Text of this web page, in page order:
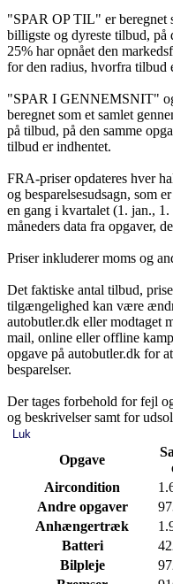
"SPAR OP TIL" er beregnet
billigste og dyreste tilbud, på
25% har opnået den
for den radius, hvorfra tilbud
"SPAR I GENNEMSNIT"
beregnet som et samlet
på tilbud, på den samme
tilbud er indhentet.
FRA-priser opdateres hver
og besparelsesudsagn, som
en gang i kvartalet (1. jan.,
måneders data fra opgaver,
Priser inkluderer moms og
Det faktiske antal tilbud,
tilgængelighed kan være
autobutler.dk eller modtaget
mail, online eller offline
opgave på autobutler.dk for
besparelser.
Der tages forbehold for fejl
og beskrivelser samt for
Luk
Opgave
Aircondition
Andre opgaver
Anhængertræk
Batteri
Bilpleje